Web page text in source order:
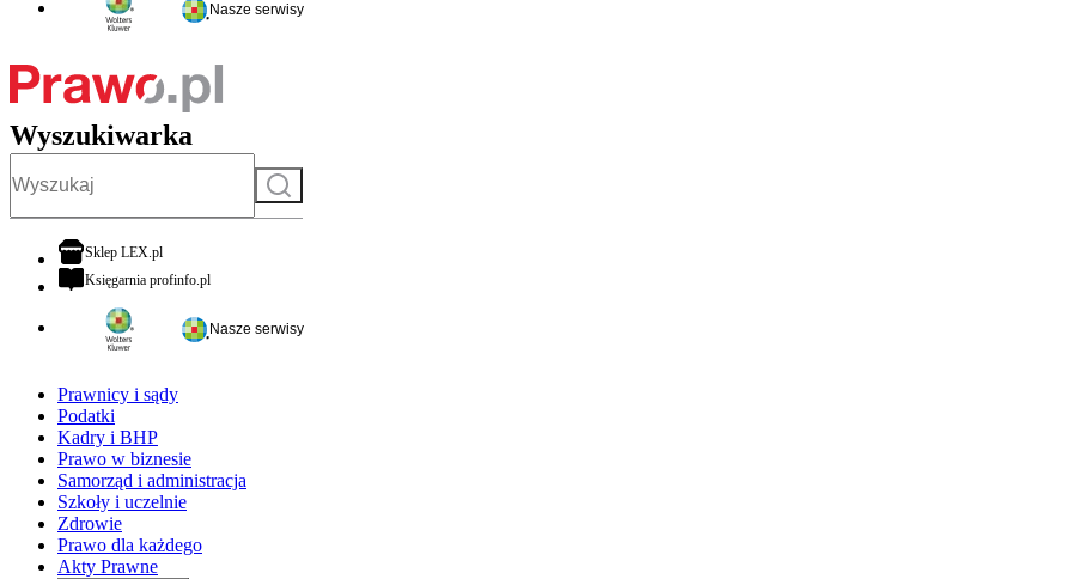
Nasze serwisy
Wyszukiwarka
Szukaj
Sklep LEX.plotwiera się w nowej karcie
Księgarnia profinfo.plotwiera się w nowej karcie
Nasze serwisy
Prawnicy i sądy
Podatki
Kadry i BHP
Prawo w biznesie
Samorząd i administracja
Szkoły i uczelnie
Zdrowie
Prawo dla każdego
Akty Prawne